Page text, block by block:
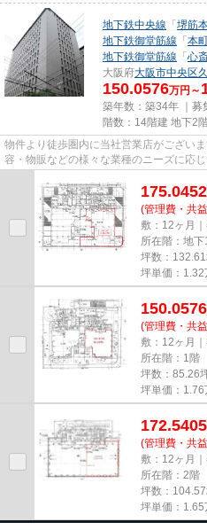
地下鉄中央線 「堺筋
地下鉄御堂筋線 「本
地下鉄御堂筋線 「心
大阪府大阪市中央区
150.0576万円～
築年数：築34年 ｜募
階数：14階建 地下2
物件より徒歩圏内に当社営業店がござい
容・物販などの様々な業種のニーズに応
尚、弊社ではおとり広告は一切...
175.0452
(管理費・共
敷：12ヶ月
所在階：地下
坪数：
坪単価： 1.32
150.0576
(管理費・共
敷：12ヶ月
所在階：1階
坪数：85.26
坪単価： 1.76
172.5405
(管理費・共
敷：12ヶ月
所在階：2階
坪数：
坪単価： 1.65